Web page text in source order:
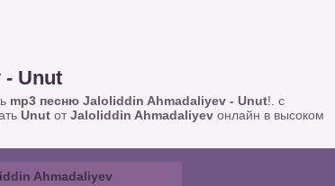
Unut
mp3 песню Jaloliddin Ahmadaliyev - Unut!. с
Unut отJaloliddin Ahmadaliyev онлайн в высоком
Ahmadaliyev